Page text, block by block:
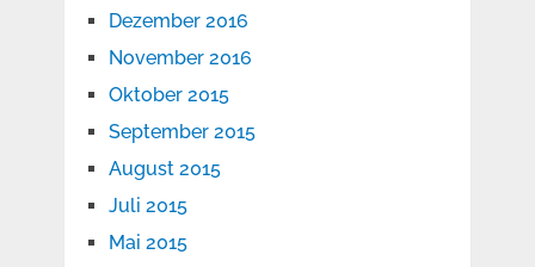
Dezember 2016
November 2016
Oktober 2015
September 2015
August 2015
Juli 2015
Mai 2015